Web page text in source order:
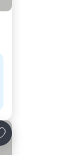
a favoritos